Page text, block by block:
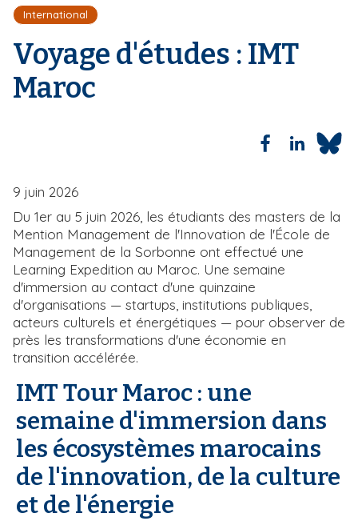
l
d
A
a
International
Voyage d'études : IMT
Maroc
9 juin 2026
Du 1er au 5 juin 2026, les étudiants des masters de la
Mention Management de l'Innovation de l'École de
Management de la Sorbonne ont effectué une
Learning Expedition au Maroc. Une semaine
d'immersion au contact d'une quinzaine
d'organisations — startups, institutions publiques,
acteurs culturels et énergétiques — pour observer de
près les transformations d'une économie en
transition accélérée.
IMT Tour Maroc : une
semaine d'immersion dans
les écosystèmes marocains
de l'innovation, de la culture
et de l'énergie